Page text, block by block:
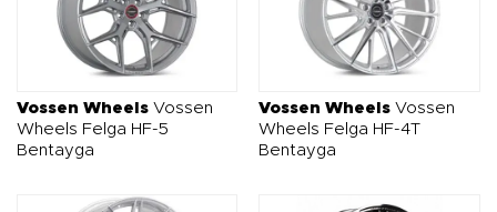
Vossen Wheels Vossen
Wheels Felga HF-5
Bentayga
Vossen Wheels Vossen
Wheels Felga HF-4T
Bentayga